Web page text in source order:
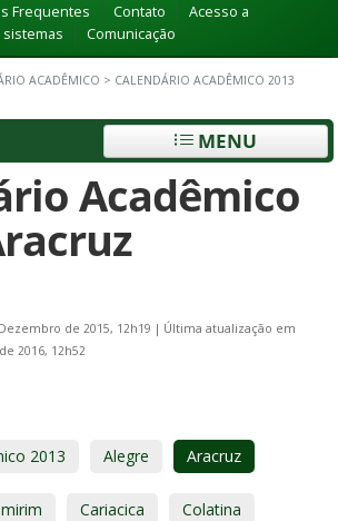
Frequentes Contato
Acesso a
sistemas
Comunicação
ACADÊMICO > CALENDÁRIO ACADÊMICO 2013
MENU
Acadêmico
de 2015, 12h19 | Última atualização em
2016, 12h52
2013 Alegre Aracruz
Cariacica Colatina